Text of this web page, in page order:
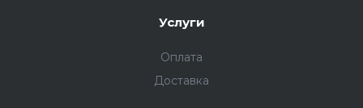
Услуги
Оплата
Доставка